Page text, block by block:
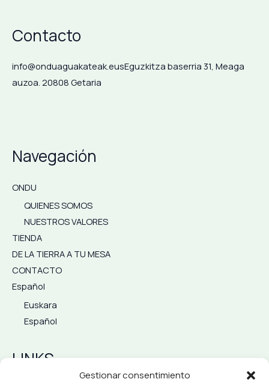
Gestionar consentimiento
Contacto
info@onduaguakateak.eusEguzkitza baserria 31, Meaga
auzoa. 20808 Getaria
Navegación
ONDU
QUIENES SOMOS
NUESTROS VALORES
TIENDA
DE LA TIERRA A TU MESA
CONTACTO
Español
Euskara
Español
LINKS